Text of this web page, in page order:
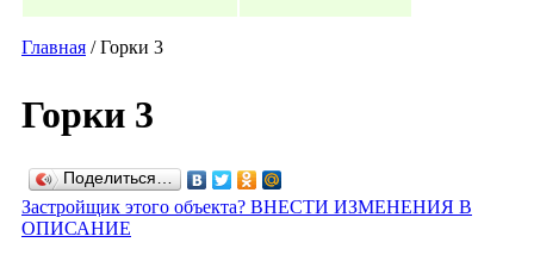
Главная /Горки 3
Горки 3
Поделиться…
Застройщик этого объекта? ВНЕСТИ ИЗМЕНЕНИЯ В
ОПИСАНИЕ